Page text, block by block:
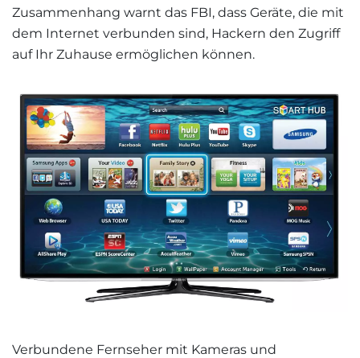
Zusammenhang warnt das FBI, dass Geräte, die mit
dem Internet verbunden sind, Hackern den Zugriff
auf Ihr Zuhause ermöglichen können.
Verbundene Fernseher mit Kameras und